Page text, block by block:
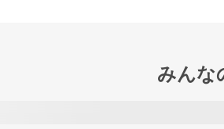
みんな